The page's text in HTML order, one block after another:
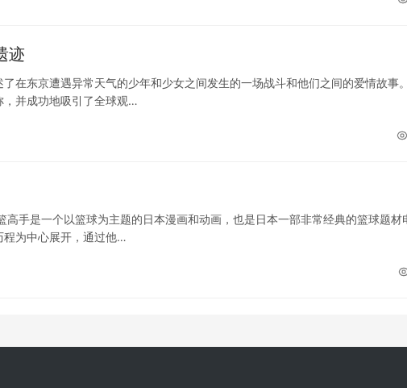
迹
在东京遭遇异常天气的少年和少女之间发生的一场战斗和他们之间的爱情故事
，并成功地吸引了全球观…
手是一个以篮球为主题的日本漫画和动画，也是日本一部非常经典的篮球题材
程为中心展开，通过他…